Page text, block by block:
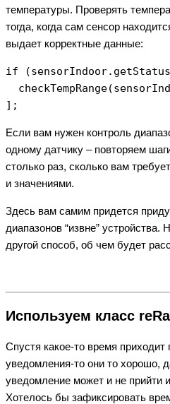
температуры. Проверять
тогда, когда сам сенсор
выдает корректные данные:
if (sensorIndoor.getStatus()
];
Если вам нужен контроль
одному датчику – повторяем
столько раз, сколько вам
и значениями.
Здесь вам самим придется
диапазонов “извне”
другой способ, об чем будет
Используем класс
Спустя какое-то время приходит
уведомления-то они то хорошо,
уведомление может и не прийти
Хотелось бы зафиксировать